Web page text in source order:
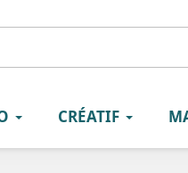
CRÉATIF